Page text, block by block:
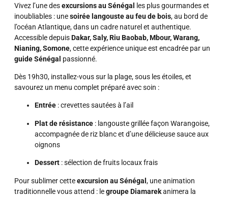
Vivez l’une desexcursions au Sénégal
les plus gourmandes et
inoubliables : unesoirée langouste au feu de bois, au bord de
l’océan Atlantique, dans un cadre naturel et authentique.
Accessible depuisDakar, Saly, Riu Baobab, Mbour, Warang,
Nianing, Somone, cette expérience unique est encadrée par un
guide Sénégal passionné.
Dès 19h30, installez-vous sur la plage, sous les étoiles, et
savourez un menu complet préparé avec soin :
Entrée : crevettes sautées à l’ail
Plat de résistance : langouste grillée façon Warangoise,
accompagnée de riz blanc et d’une délicieuse sauce aux
oignons
Dessert : sélection de fruits locaux frais
Pour sublimer cetteexcursion au Sénégal, une animation
traditionnelle vous attend : legroupe Diamarekanimera la